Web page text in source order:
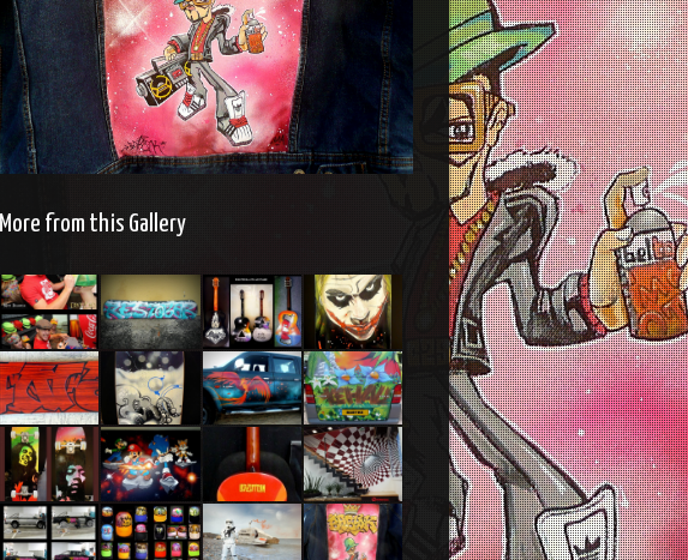
More from this Gallery
Casquettes Snowboard Guitares
Skate
joker
Snowboard
Skate
octopus
Phenix 4×4
Mercedes
Vito
Skate
Chambre
thème
Guitare
Led-
Magasin LC
Informatique